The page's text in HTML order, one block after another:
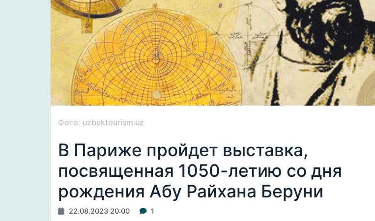
Фото: uzbektourism.uz
В Париже пройдет выставка,
посвященная 1050-летию со дня
рождения Абу Райхана Беруни
22.08.2023 20:00 1